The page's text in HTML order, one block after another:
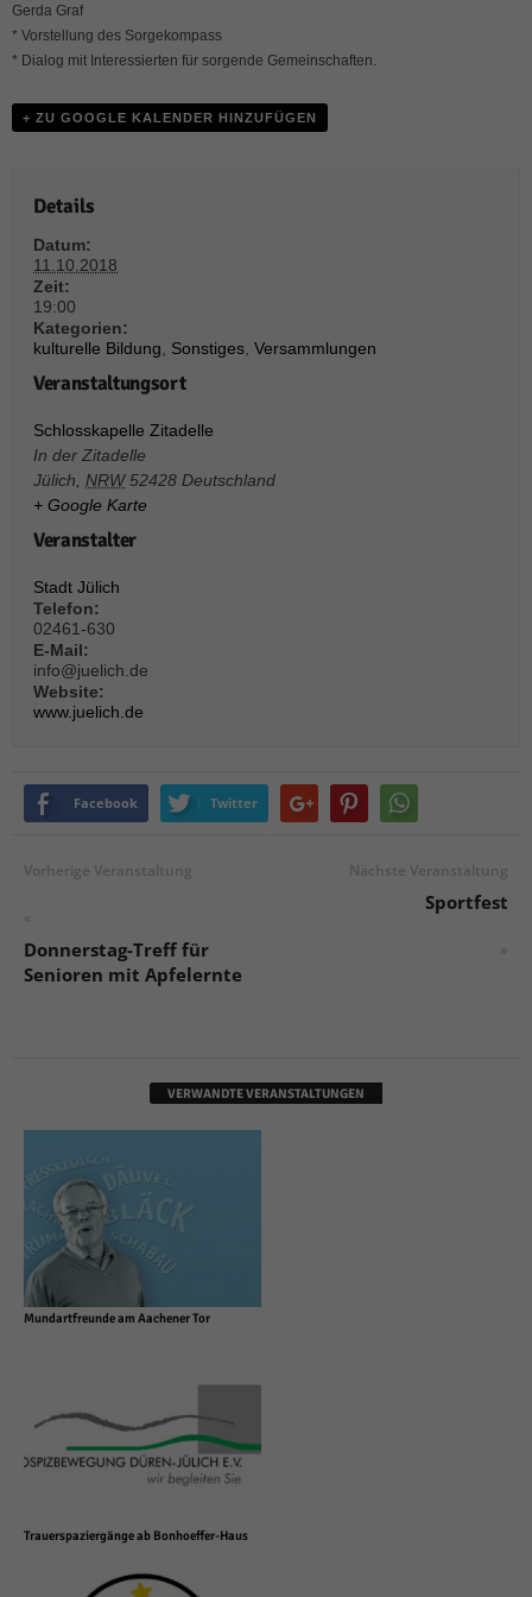
Gerda Graf
* Vorstellung des Sorgekompass
* Dialog mit Interessierten für sorgende Gemeinschaften.
+ ZU GOOGLE KALENDER HINZUFÜGEN
Details
Datum:
11.10.2018
Zeit:
19:00
Kategorien:
kulturelle Bildung, Sonstiges,Versammlungen
Veranstaltungsort
Schlosskapelle Zitadelle
In der Zitadelle
Jülich, NRW 52428 Deutschland
+ Google Karte
Veranstalter
Stadt Jülich
Telefon:
02461-630
E-Mail:
info@juelich.de
Website:
www.juelich.de
Facebook Twitter
Vorherige Veranstaltung
«
Donnerstag-Treff für
Senioren mit Apfelernte
Nächste Veranstaltung
Sportfest
»
VERWANDTE VERANSTALTUNGEN
Mundartfreunde am Aachener Tor
Trauerspaziergänge ab Bonhoeffer-Haus
Zurück
Essenzielle Cookies ermöglichen grundlegende Funktionen und sind für die
Statistiken (1)
Statistik Cookies erfassen Informationen anonym. Diese Informationen helfen
Marketing (1)
Marketing-Cookies werden von Drittanbietern oder Publishern verwendet,
um personalisierte Werbung anzuzeigen. Sie tun dies, indem sie Besucher
über Websites hinweg verfolgen.
Externe Medien (6)
Inhalte von Videoplattformen und Social-Media-Plattformen werden
standardmäßig blockiert. Wenn Cookies von externen Medien akzeptiert
werden, bedarf der Zugriff auf diese Inhalte keiner manuellen Einwilligung
mehr.
powered by Borlabs Cookie Datenschutzerklärung